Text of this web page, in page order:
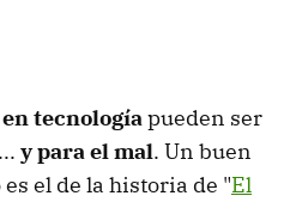
tecnologíapueden ser
y para el mal. Un buen
el de la historia de "El